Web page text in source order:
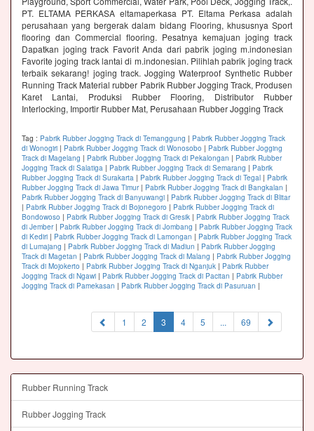
PT. ELTAMA PERKASA eltamaperkasa PT. Eltama Perkasa adalah
perusahaan yang bergerak dalam bidang Flooring, khususnya Sport
flooring dan Commercial flooring. Pesatnya kemajuan joging track
Dapatkan joging track Favorit Anda dari pabrik joging m.indonesian
Favorite joging track lantai di m.indonesian. Pilihlah pabrik joging track
terbaik sekarang! joging track. Jogging Waterproof Synthetic Rubber
Running Track Material rubber Pabrik Rubber Jogging Track, Produsen
Karet Lantai, Produksi Rubber Flooring, Distributor Rubber
Interlocking, Importir Rubber Mat, Perusahaan Rubber Jogging Track
Tag : Pabrik Rubber Jogging Track di Temanggung | Pabrik Rubber Jogging Track
di Wonogiri | Pabrik Rubber Jogging Track di Wonosobo | Pabrik Rubber Jogging
Track di Magelang | Pabrik Rubber Jogging Track di Pekalongan | Pabrik Rubber
Jogging Track di Salatiga | Pabrik Rubber Jogging Track di Semarang | Pabrik
Rubber Jogging Track di Surakarta | Pabrik Rubber Jogging Track di Tegal | Pabrik
Rubber Jogging Track di Jawa Timur| Pabrik Rubber Jogging Track di Bangkalan |
Pabrik Rubber Jogging Track di Banyuwangi | Pabrik Rubber Jogging Track di Blitar
| Pabrik Rubber Jogging Track di Bojonegoro | Pabrik Rubber Jogging Track di
Bondowoso | Pabrik Rubber Jogging Track di Gresik | Pabrik Rubber Jogging Track
di Jember| Pabrik Rubber Jogging Track di Jombang | Pabrik Rubber Jogging Track
di Kediri | Pabrik Rubber Jogging Track di Lamongan | Pabrik Rubber Jogging Track
di Lumajang | Pabrik Rubber Jogging Track di Madiun | Pabrik Rubber Jogging
Track di Magetan | Pabrik Rubber Jogging Track di Malang | Pabrik Rubber Jogging
Track di Mojokerto | Pabrik Rubber Jogging Track di Nganjuk | Pabrik Rubber
Jogging Track di Ngawi | Pabrik Rubber Jogging Track di Pacitan | Pabrik Rubber
Jogging Track di Pamekasan | Pabrik Rubber Jogging Track di Pasuruan |
1 2 3 (current)
4 5 ... 69
Rubber Running Track
Rubber Jogging Track